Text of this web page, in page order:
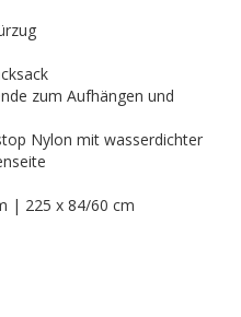
zum Aufhängen und
Nylon mit wasserdichter
| 225 x 84/60 cm